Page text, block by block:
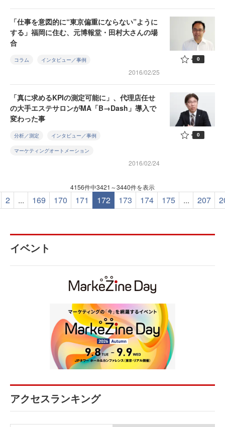
「仕事を意図的に“東京偏重にならない”ように
する」福岡に住む、元博報堂・田村大さんの場
合
コラム インタビュー／事例
2016/02/25
0
「真に求めるKPIの測定可能に」、代理店任せ
の大手エステサロンがMA「B→Dash」導入で
変わった事
分析／測定 インタビュー／事例
マーケティングオートメーション
2016/02/24
0
4156件中3421～3440件を表示
2 ... 169 170 171 172 173 174 175 ... 207
イベント
アクセスランキング